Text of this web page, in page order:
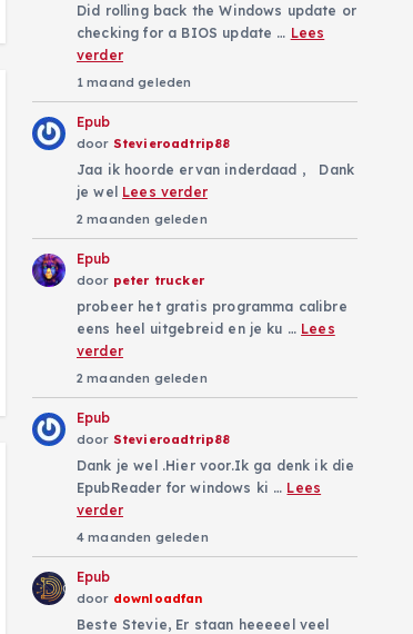
Did rolling back the Windows update or
checking for a BIOS update … Lees
verder
1 maand geleden
Epub
door Stevieroadtrip88
Jaa ik hoorde ervan inderdaad , Dank
je wel Lees verder
2 maanden geleden
Epub
door peter trucker
probeer het gratis programma calibre
eens heel uitgebreid en je ku … Lees
verder
2 maanden geleden
Epub
door Stevieroadtrip88
Dank je wel .Hier voor.Ik ga denk ik die
EpubReader for windows ki … Lees
verder
4 maanden geleden
Epub
door downloadfan
Beste Stevie, Er staan heeeeel veel